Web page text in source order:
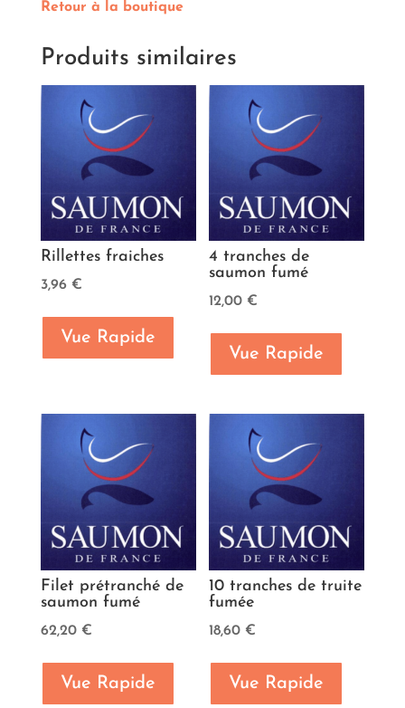
Retour à la boutique
Produits similaires
Rillettes fraiches
3,96 €
Vue Rapide
4 tranches de
saumon fumé
12,00 €
Vue Rapide
Filet prétranché de
saumon fumé
62,20 €
Vue Rapide
10 tranches de truite
fumée
18,60 €
Vue Rapide